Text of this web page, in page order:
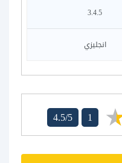
3.4.5
انجليزي
4.5/5 1